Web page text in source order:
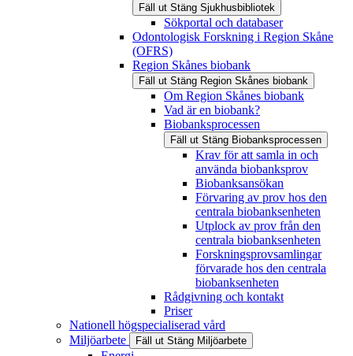
Fäll ut Stäng Sjukhusbibliotek
Sökportal och databaser
Odontologisk Forskning i Region Skåne
(OFRS)
Region Skånes biobank
Fäll ut Stäng Region Skånes biobank
Om Region Skånes biobank
Vad är en biobank?
Biobanksprocessen
Fäll ut Stäng Biobanksprocessen
Krav för att samla in och
använda biobanksprov
Biobanksansökan
Förvaring av prov hos den
centrala biobanksenheten
Utplock av prov från den
centrala biobanksenheten
Forskningsprovsamlingar
förvarade hos den centrala
biobanksenheten
Rådgivning och kontakt
Priser
Nationell högspecialiserad vård
Miljöarbete
Fäll ut Stäng Miljöarbete